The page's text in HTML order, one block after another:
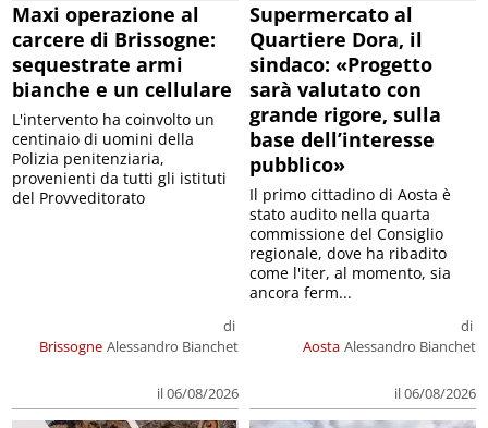
Maxi operazione al
carcere di Brissogne:
sequestrate armi
bianche e un cellulare
Brissogne
di
Alessandro Bianchet
il 06/08/2026
L'intervento ha coinvolto un
centinaio di uomini della
Polizia penitenziaria,
provenienti da tutti gli istituti
del Provveditorato
Supermercato al
Quartiere Dora, il
sindaco: «Progetto
sarà valutato con
grande rigore, sulla
base dell’interesse
pubblico»
Aosta
di
Alessandro Bianchet
il 06/08/2026
Il primo cittadino di Aosta è
stato audito nella quarta
commissione del Consiglio
regionale, dove ha ribadito
come l'iter, al momento, sia
ancora ferm...